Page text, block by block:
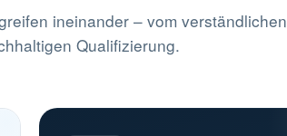
ineinander – vom verständlichen
Qualifizierung.